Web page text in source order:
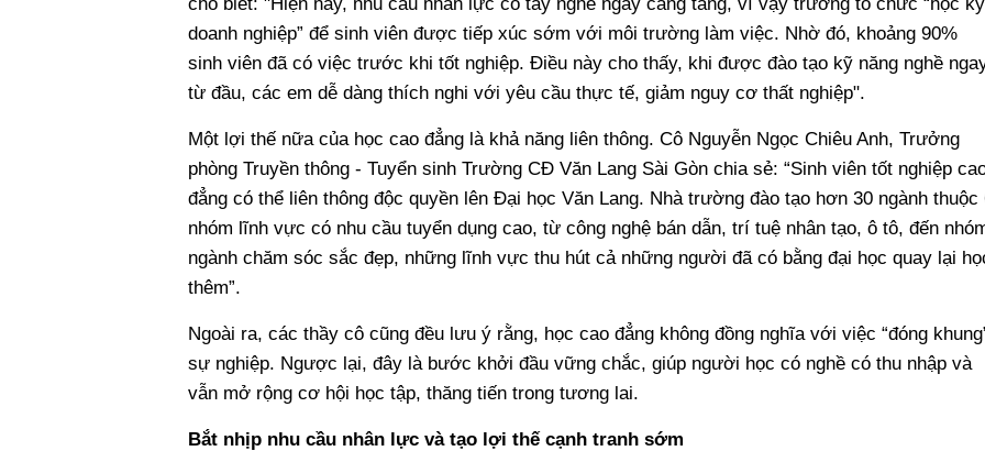
doanh nghiệp” để sinh viên được tiếp xúc sớm với môi trường làm việc. Nhờ đó, khoảng 90%
sinh viên đã có việc trước khi tốt nghiệp. Điều này cho thấy, khi được đào tạo kỹ năng nghề
từ đầu, các em dễ dàng thích nghi với yêu cầu thực tế, giảm nguy cơ thất nghiệp".
Một lợi thế nữa của học cao đẳng là khả năng liên thông. Cô Nguyễn Ngọc Chiêu Anh, Trưởng
phòng Truyền thông - Tuyển sinh Trường CĐ Văn Lang Sài Gòn chia sẻ: “Sinh viên tốt nghiệp
đẳng có thể liên thông độc quyền lên Đại học Văn Lang. Nhà trường đào tạo hơn 30 ngành thuộc
nhóm lĩnh vực có nhu cầu tuyển dụng cao, từ công nghệ bán dẫn, trí tuệ nhân tạo, ô tô, đến
ngành chăm sóc sắc đẹp, những lĩnh vực thu hút cả những người đã có bằng đại học quay lại
thêm”.
Ngoài ra, các thầy cô cũng đều lưu ý rằng, học cao đẳng không đồng nghĩa với việc “đóng
sự nghiệp. Ngược lại, đây là bước khởi đầu vững chắc, giúp người học có nghề có thu nhập và
vẫn mở rộng cơ hội học tập, thăng tiến trong tương lai.
Bắt nhịp nhu cầu nhân lực và tạo lợi thế cạnh tranh sớm